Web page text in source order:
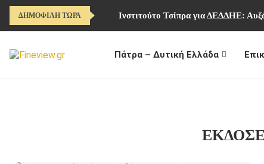
ΔΗΜΟΦΙΛΗ ΤΩΡΑ Ινστιτούτο Τσίπρα για ΔΕΔΔΗΕ:
Πάτρα – Δυτική Ελλάδα